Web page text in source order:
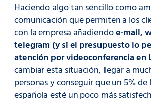
Haciendo algo tan sencillo como
comunicación que permiten a los
con la empresa añadiendoe-mail,
telegram (y si el presupuesto lo
atención por videoconferencia en
cambiar esta situación, llegar a
personas y conseguir que un 5%
española esté un poco más